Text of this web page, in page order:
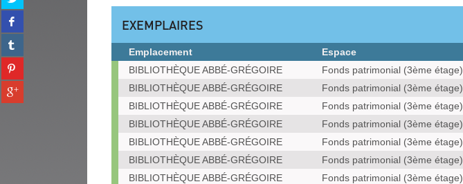
sur
twitter
(Nouvelle
fenêtre)
Partager
sur
facebook
(Nouvelle
fenêtre)
Partager
sur
tumblr
(Nouvelle
fenêtre)
Partager
sur
pinterest
(Nouvelle
Partager
sur
EXEMPLAIRES
Exemplaires
Emplacement Espace
BIBLIOTHÈQUE ABBÉ-GRÉGOIRE
Fonds patrimonial (3ème étage)
BIBLIOTHÈQUE ABBÉ-GRÉGOIRE
Fonds patrimonial (3ème étage)
BIBLIOTHÈQUE ABBÉ-GRÉGOIRE
Fonds patrimonial (3ème étage)
BIBLIOTHÈQUE ABBÉ-GRÉGOIRE
Fonds patrimonial (3ème étage)
BIBLIOTHÈQUE ABBÉ-GRÉGOIRE
Fonds patrimonial (3ème étage)
BIBLIOTHÈQUE ABBÉ-GRÉGOIRE
Fonds patrimonial (3ème étage)
BIBLIOTHÈQUE ABBÉ-GRÉGOIRE
Fonds patrimonial (3ème étage)